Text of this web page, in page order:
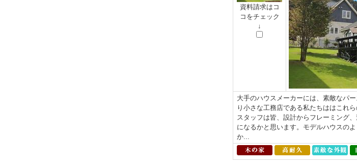
資料請求はコ
コをチェック
↓
大手のハウスメーカーには、素敵なパ
り小さな工務店である私たちははこれ
スタッフは皆、設計からフレーミング
になるかと思います。モデルハウスの
か...